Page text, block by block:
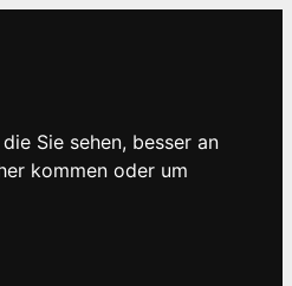
Sie sehen, besser an
kommen oder um